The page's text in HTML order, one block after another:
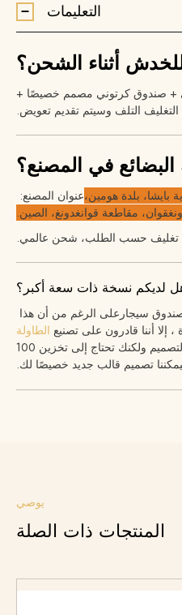
التعليمات
أثناء الشحن؟
+ صندوق كرتوني مصمم خصيصًا +
التلف وسيتم تقديم تعويض.
في المصنع؟
عنوان المصنع:بايشا، بلدة هومين،
مقاطعة قوانغدونغ، الصين.
تغليف حسب الطلب، شحن عالمي.
لديكم نسخة ذات سعة أكبر؟
على الرغم من أن هذا سيجار
الطاولة ، إلا أننا قادرون على تصنيع
كنت ترغب في الاحتفاظ بهذا التصميم ولكنك تحتاج إلى تخزين 100
تصميم قالب جديد خصيصًا لك.
يوصي
المنتجات ذات الصلة